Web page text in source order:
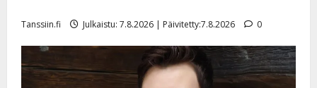
Tanssiin.fi Julkaistu: 7.8.2026 | Päivitetty:7.8.2026 0